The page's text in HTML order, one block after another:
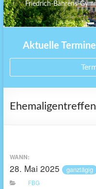
Friedrich-Bährens-
Aktuelle
WANN:
28. Mai 2025 ganztägig
FBG